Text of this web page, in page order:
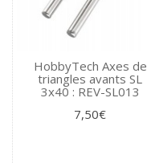
HobbyTech Axes de
triangles avants SL
3x40 : REV-SL013
7,50€